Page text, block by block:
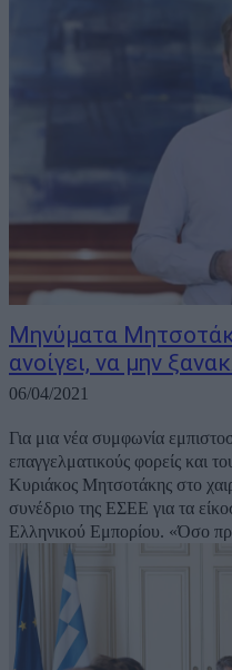
Μηνύματα
ανοίγει, να μην
06/04/2021
Για μια νέα συμφωνία
επαγγελματικούς φορείς και
Κυριάκος Μητσοτάκης στο
συνέδριο της ΕΣΕΕ για τα
Ελληνικού